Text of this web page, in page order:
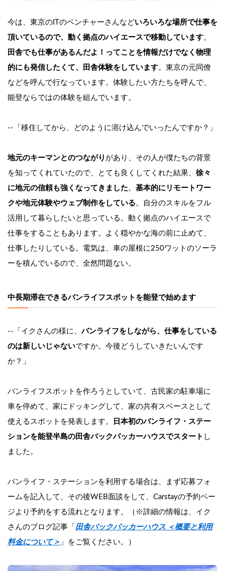
今は、東京のITのベンチャーさんなどいろいろな場所で仕事を
頂いているので、動く拠点のハイエースで移動しています。
田舎でも仕事があるんだよ！ってことを情報だけでなく物理
的にも発信したくて、田舎体験をしています。東京の元同僚
などを呼んで行なっています。体験したい方たちを呼んで、
能登ならではの体験を組んでいます。
--「移住してから、どのように溶け込んでいったんですか？」
地元のキーマンとのつながり があり、その人が僕たちの背景
を知ってくれていたので、とても良くしてくれた結果、 徐々
に地元の信頼も強くなってきました。 基本的にリモートワー
クや地元体験やウェブ制作をしている。自分のスキルをフル
活用して暮らしたいと思っている。動く拠点のハイエースで
仕事をすることもあります。よく穏やかな海の前に止めて、
仕事したりしている。電気は、車の屋根に250ワットのソーラ
ーを積んでいるので、全然問題ない。
中長期滞在できるバンライフスポットを能登で始めます
--「イクさんの様に、バンライフをしながら、仕事をしている
のは新しいじゃないですか。今後どうしていきたいんです
か？」
バンライフスポットを作ろうとしていて、古民家の駐車場に
車を停めて、家にドッキングして、家の共有スペースとして
使えるスポットを発表します。
日本初のバンライフ・ステー
ションを能登半島の田舎バックパッカーハウスでスタート し
ました。
バンライフ・ステーションを利用する場合は、まず応募フォ
ームを記入して、その後WEB面談をして、Carstayの予約ペー
ジより予約をする流れとなります。（※詳細の情報は、イク
さんのブログ記事「 田舎バックパッカーハウス ＜概要と利用
料金について＞ 」をご覧ください。）